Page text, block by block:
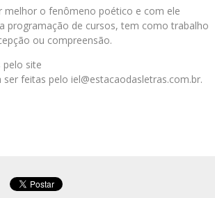
melhor o fenômeno poético e com ele
programação de cursos, tem como trabalho
ou compreensão.
pelo site
feitas pelo iel@estacaodasletras.com.br.